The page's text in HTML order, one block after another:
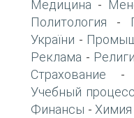
Медицина -
Политология -
України -
Реклама -
Страхование -
Учебный процесс
Финансы - Химия